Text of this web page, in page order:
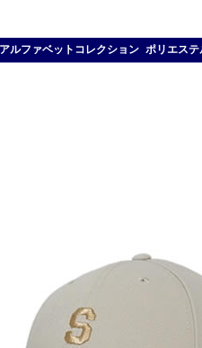
ルファベットコレクション ポリエス